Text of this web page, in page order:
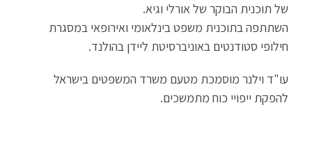
של תוכנית הבוקר של אורלי וגיא.
השתתפה בתוכנית משפט בינלאומי ואירופאי במסגרת
חילופי סטודנטים באוניברסיטת ליידן בהולנד.
עו"ד וילנר מוסמכת מטעם משרד המשפטים בישראל
להפקת ייפויי כוח מתמשכים.